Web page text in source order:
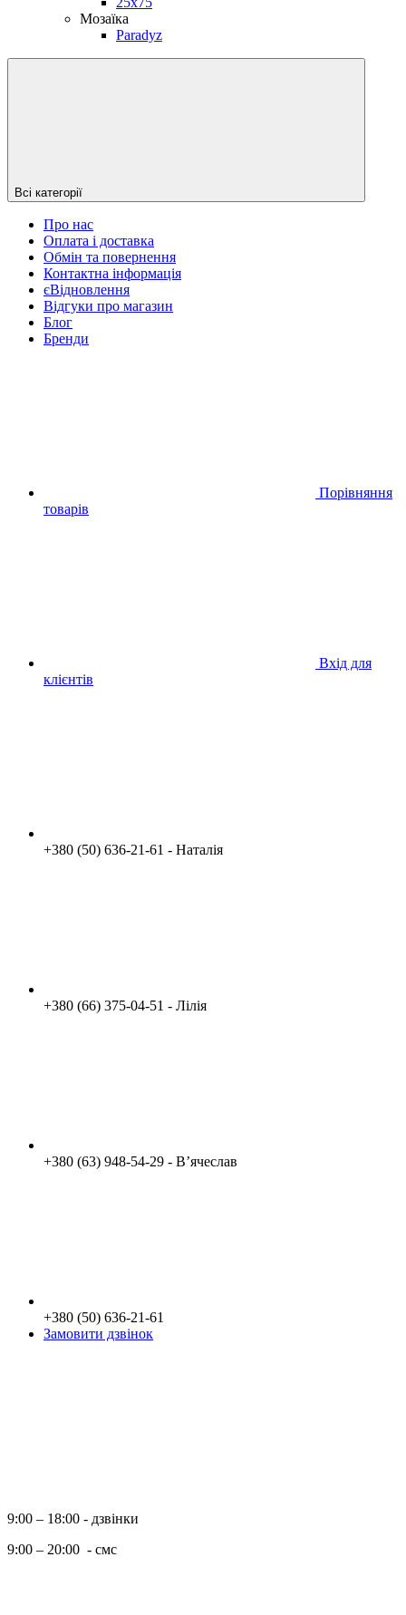
Мозаїка
Paradyz
Всі категорії
Про нас
Оплата і доставка
Обмін та повернення
Контактна інформація
єВідновлення
Відгуки про магазин
Блог
Бренди
Порівняння
товарів
Вхід для
клієнтів
+380 (50) 636-21-61 - Наталія
+380 (66) 375-04-51 - Лілія
+380 (63) 948-54-29 - Вʼячеслав
+380 (50) 636-21-61
Замовити дзвінок
9:00 – 18:00 - дзвінки
9:00 – 20:00 - смс